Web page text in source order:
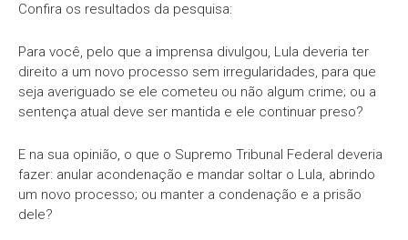
Confira os resultados da pesquisa:
Para você, pelo que a imprensa divulgou, Lula deveria ter
direito a um novo processo sem irregularidades, para que
seja averiguado se ele cometeu ou não algum crime; ou a
sentença atual deve ser mantida e ele continuar preso?
E na sua opinião, o que o Supremo Tribunal Federal deveria
fazer: anular acondenação e mandar soltar o Lula, abrindo
um novo processo; ou manter a condenação e a prisão
dele?